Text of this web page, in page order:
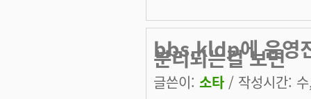
bbs.kldp에 운영
분리되는걸 보면
글쓴이: 소타 / 작성시간: